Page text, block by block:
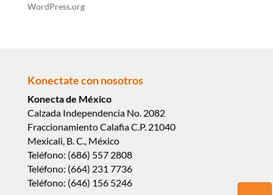
WordPress.org
Konectate con nosotros
Konecta de México
Calzada Independencia No. 2082
Fraccionamiento Calafia C.P. 21040
Mexicali, B. C., México
Teléfono: (686) 557 2808
Teléfono: (664) 231 7736
Teléfono: (646) 156 5246